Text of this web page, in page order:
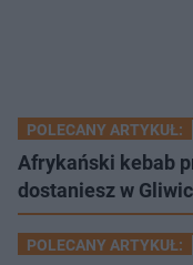
POLECANY ARTYKUŁ:
Afrykański kebab
dostaniesz w
POLECANY ARTYKUŁ: